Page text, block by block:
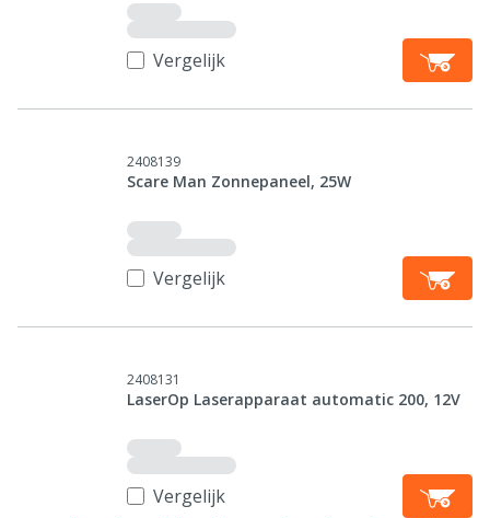
Vergelijk
2408139
Scare Man Zonnepaneel, 25W
Vergelijk
2408131
LaserOp Laserapparaat automatic 200, 12V
Vergelijk